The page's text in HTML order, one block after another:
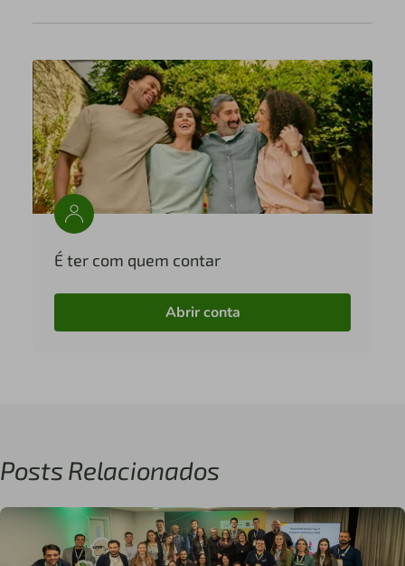
É ter com quem contar
Abrir conta
Posts Relacionados